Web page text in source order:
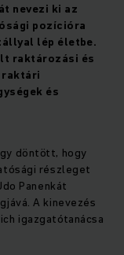
nevezi ki az
pozícióra
lép életbe.
raktározási és
és
döntött, hogy
részleget
Panenkát
A kinevezés
igazgatótanácsa